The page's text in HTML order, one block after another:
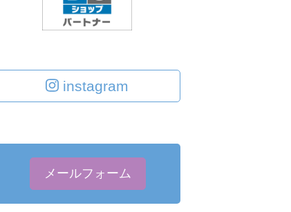
instagram
メールフォーム